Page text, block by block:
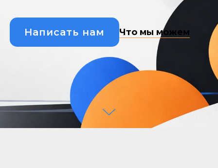
Написать нам Что мы можем